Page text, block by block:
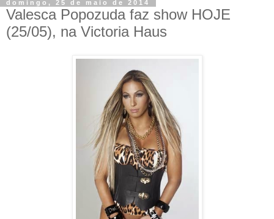
domingo, 25 de maio de 2014
Valesca Popozuda faz show HOJE
(25/05), na Victoria Haus